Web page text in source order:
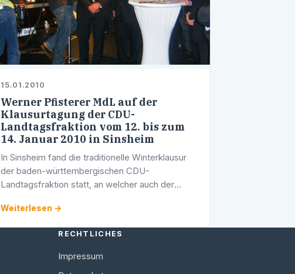
15.01.2010
Werner Pfisterer MdL auf der
Klausurtagung der CDU-
Landtagsfraktion vom 12. bis zum
14. Januar 2010 in Sinsheim
In Sinsheim fand die traditionelle Winterklausur
der baden-württembergischen CDU-
Landtagsfraktion statt, an welcher auch der
teilnahm.
Weiterlesen →
RECHTLICHES
Impressum